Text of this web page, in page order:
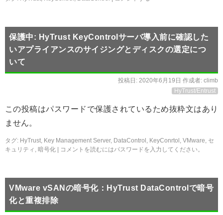
保護中: HyTrust KeyControlサーバ導入前に確認した
いアプライアンスのサイジングとディスクの選定につ
いて
投稿日: 2020年6月19日 作成者: climb
HyTrust/Entrust
この投稿はパスワードで保護されているため抜粋文はあり
ません。
タグ: HyTrust, Key Management Server, DataControl , KeyConrtol , VMware, セ
キュリティ , 暗号化 コメントを読むにはパスワードを入力してください。
VMware vSANの暗号化：HyTrust DataControlで暗号
化と重複排除